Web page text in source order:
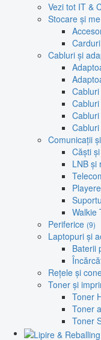
Vezi tot IT &
Stocare și
Cabluri și
Comunicații
Căști
LNB și
Walkie
Periferice (9)
Laptopuri și
Baterii
Rețele și
Toner și
Toner
Toner
Toner